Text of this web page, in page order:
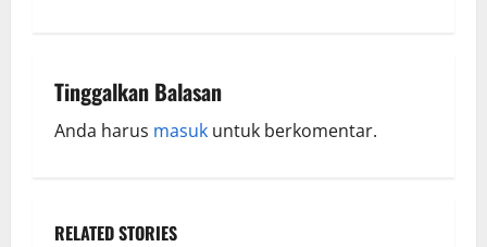
Tinggalkan Balasan
Anda harus masuk untuk berkomentar.
RELATED STORIES